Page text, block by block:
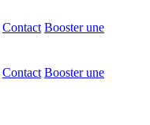
Contact Booster une
Contact Booster une